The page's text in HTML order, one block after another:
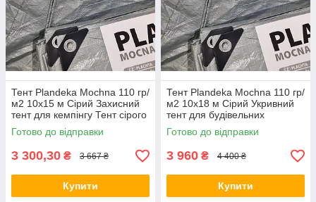
Тент Plandeka Мосhnа 110 гр/
м2 10х15 м Сірий Захисний
тент для кемпінгу Тент сірого
кольору для дачі
Готово до відправки
3 300,30 ₴ 3 667 ₴
Купити
Тент Plandeka Мосhnа 110 гр/
м2 10х18 м Сірий Укривний
тент для будівельних
матеріалів Тент для причепа
Готово до відправки
3 960 ₴ 4 400 ₴
Купити